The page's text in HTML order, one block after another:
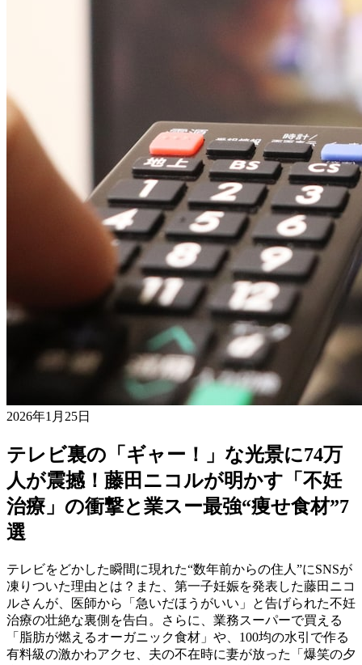
2026年1月25日
テレビ裏の「ギャー！」な光景に74万
人が震撼！藤田ニコルが明かす「不妊
治療」の衝撃と業スー最強“痩せ食材”7
選
テレビをどかした瞬間に現れた“数年前からの住人”にSNSが
凍りついた理由とは？また、第一子妊娠を発表した藤田ニコ
ルさんが、医師から「急いだほうがいい」と告げられた不妊
治療の壮絶な裏側を告白。さらに、業務スーパーで買える
「脂肪が燃えるオーガニック食材」や、100均の水引で作る
有料級の激かわアクセ、夫の不在時に妻が放った「爆笑の夕